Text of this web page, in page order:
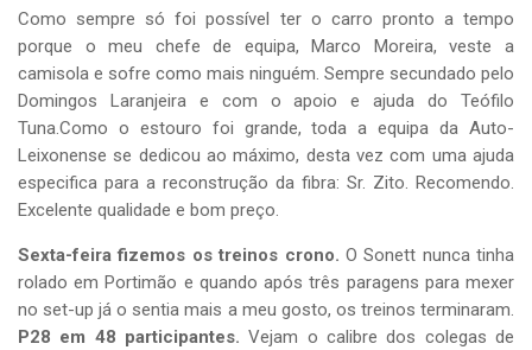
Como sempre só foi possível ter o carro pronto a tempo
porque o meu chefe de equipa, Marco Moreira, veste a
camisola e sofre como mais ninguém. Sempre secundado pelo
Domingos Laranjeira e com o apoio e ajuda do Teófilo
Tuna.Como o estouro foi grande, toda a equipa da Auto-
Leixonense se dedicou ao máximo, desta vez com uma ajuda
especifica para a reconstrução da fibra: Sr. Zito. Recomendo.
Excelente qualidade e bom preço.
Sexta-feira fizemos os treinos crono. O Sonett nunca tinha
rolado em Portimão e quando após três paragens para mexer
no set-up já o sentia mais a meu gosto, os treinos terminaram.
P28 em 48 participantes. Vejam o calibre dos colegas de